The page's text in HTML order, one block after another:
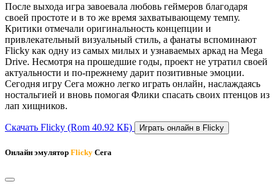
После выхода игра завоевала любовь геймеров благодаря
своей простоте и в то же время захватывающему темпу.
Критики отмечали оригинальность концепции и
привлекательный визуальный стиль, а фанаты вспоминают
Flicky как одну из самых милых и узнаваемых аркад на Mega
Drive. Несмотря на прошедшие годы, проект не утратил своей
актуальности и по-прежнему дарит позитивные эмоции.
Сегодня игру Сега можно легко играть онлайн, наслаждаясь
ностальгией и вновь помогая Флики спасать своих птенцов из
лап хищников.
Скачать Flicky (Rom 40.92 КБ) Играть онлайн в Flicky
Онлайн эмулятор Flicky Сега